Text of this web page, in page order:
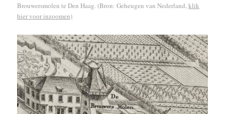
Brouwersmolen te Den Haag.(Bron: Geheugen van Nederland,klik
hier voor inzoomen)